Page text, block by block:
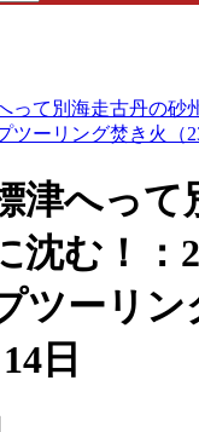
って別海走古丹の砂
ツーリング焚き火（
津へって
沈む！：
ツーリン
日